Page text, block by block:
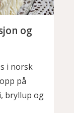
og
i norsk
på
bryllup og